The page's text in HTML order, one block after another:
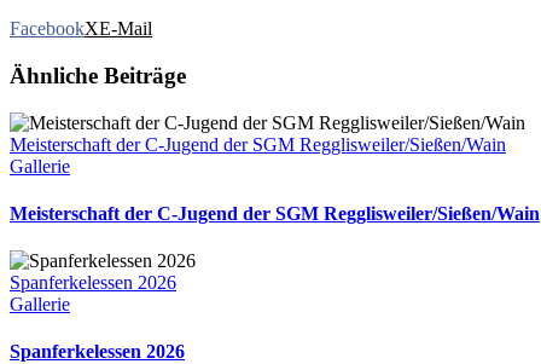
FacebookXE-Mail
Ähnliche Beiträge
Meisterschaft der C-Jugend der SGM Regglisweiler/Sießen/Wain
Gallerie
Meisterschaft der C-Jugend der SGM Regglisweiler/Sießen/Wain
Spanferkelessen 2026
Gallerie
Spanferkelessen 2026